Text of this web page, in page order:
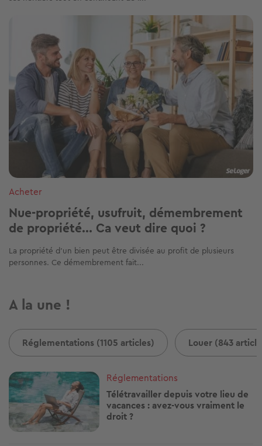
Acheter
Nue-propriété, usufruit, démembrement
de propriété... Ca veut dire quoi ?
La propriété d’un bien peut être divisée au profit de plusieurs
personnes. Ce démembrement fait...
A la une !
Réglementations (1105 articles) Louer (843
Image
Réglementations
Télétravailler depuis votre lieu de
vacances : avez-vous vraiment le
droit ?